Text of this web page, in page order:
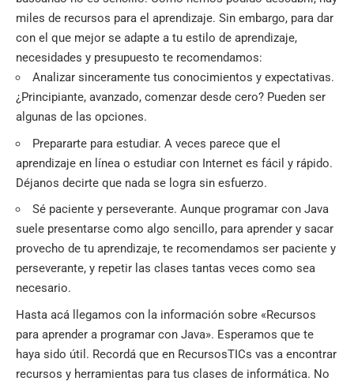
miles de recursos para el aprendizaje. Sin embargo, para dar
con el que mejor se adapte a tu estilo de aprendizaje,
necesidades y presupuesto te recomendamos:
Analizar sinceramente tus conocimientos y expectativas.
¿Principiante, avanzado, comenzar desde cero? Pueden ser
algunas de las opciones.
Prepararte para estudiar. A veces parece que el
aprendizaje en línea o estudiar con Internet es fácil y rápido.
Déjanos decirte que nada se logra sin esfuerzo.
Sé paciente y perseverante. Aunque programar con Java
suele presentarse como algo sencillo, para aprender y sacar
provecho de tu aprendizaje, te recomendamos ser paciente y
perseverante, y repetir las clases tantas veces como sea
necesario.
Hasta acá llegamos con la información sobre «Recursos
para aprender a programar con Java». Esperamos que te
haya sido útil. Recordá que en RecursosTICs vas a encontrar
recursos y herramientas para tus clases de informática. No